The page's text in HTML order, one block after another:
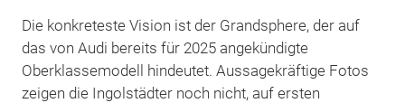
Die konkreteste Vision ist der Grandsphere, der auf
das von Audi bereits für 2025 angekündigte
Oberklassemodell hindeutet. Aussagekräftige Fotos
zeigen die Ingolstädter noch nicht, auf ersten